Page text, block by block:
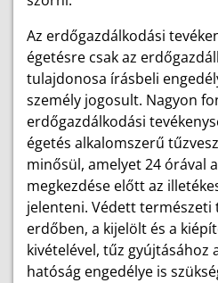
Az erdőgazdálkodási
égetésre csak az
tulajdonosa írásbeli
személy jogosult. Nagyon
erdőgazdálkodási
égetés alkalomszerű
minősül, amelyet 24 órával
megkezdése előtt az
jelenteni. Védett természeti
erdőben, a kijelölt és a
kivételével, tűz gyújtásához
hatóság engedélye is